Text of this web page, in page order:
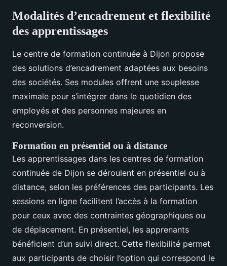
Modalités d’encadrement et flexibilité
des apprentissages
Le centre de formation continuée à Dijon propose
des solutions d’encadrement adaptées aux besoins
des sociétés. Ses modules offrent une souplesse
maximale pour s’intégrer dans le quotidien des
employés et des personnes majeures en
reconversion.
Formation en présentiel ou à distance
Les apprentissages dans les centres de formation
continuée de Dijon se déroulent en présentiel ou à
distance, selon les préférences des participants. Les
sessions en ligne facilitent l’accès à la formation
pour ceux avec des contraintes géographiques ou
de déplacement. En présentiel, les apprenants
bénéficient d’un suivi direct. Cette flexibilité permet
aux participants de choisir l’option qui correspond le